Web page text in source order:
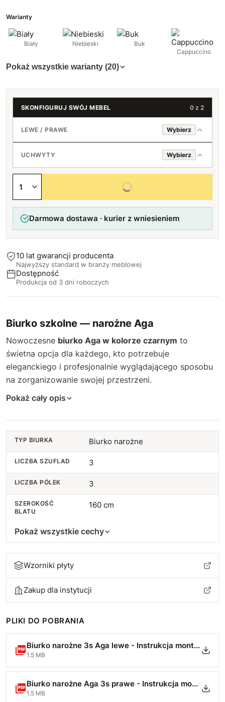
Warianty
Biały Niebieski
Buk
Cappuccino
Pokaż wszystkie warianty (20)
SKONFIGURUJ SWÓJ MEBEL 0 z 2
LEWE / PRAWE Wybierz
Lewe
UCHWYTY Wybierz
Loft (czarny)
Bez uchwytów
Wybierz wszystkie opcje
Darmowa dostawa · kurier z wniesieniem
10 lat gwarancji producenta
Najwyższy standard w branży meblowej
Dostępność
Produkcja od 3 dni roboczych
Biurko szkolne — narożne Aga
Nowoczesne biurko Aga w kolorze czarnym to
świetna opcja dla każdego, kto potrzebuje
eleganckiego i profesjonalnie wyglądającego sposobu
na zorganizowanie swojej przestrzeni.
Pokaż cały opis
TYP BIURKA Biurko narożne
LICZBA SZUFLAD 3
LICZBA PÓLEK 3
SZEROKOŚĆ
BLATU
160 cm
Pokaż wszystkie cechy
Wzorniki płyty
Zakup dla instytucji
PLIKI DO POBRANIA
Biurko narożne 3s Aga lewe - Instrukcja montażu-min.pdf
1.5 MB
Biurko narożne Aga 3s prawe - Instrukcja montażu-min.pdf
1.5 MB